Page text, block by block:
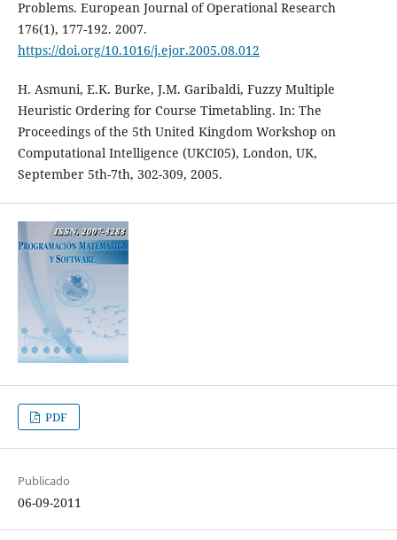
Problems. European Journal of Operational Research
176(1), 177-192. 2007.
https://doi.org/10.1016/j.ejor.2005.08.012
H. Asmuni, E.K. Burke, J.M. Garibaldi, Fuzzy Multiple
Heuristic Ordering for Course Timetabling. In: The
Proceedings of the 5th United Kingdom Workshop on
Computational Intelligence (UKCI05), London, UK,
September 5th-7th, 302-309, 2005.
PDF
Publicado
06-09-2011